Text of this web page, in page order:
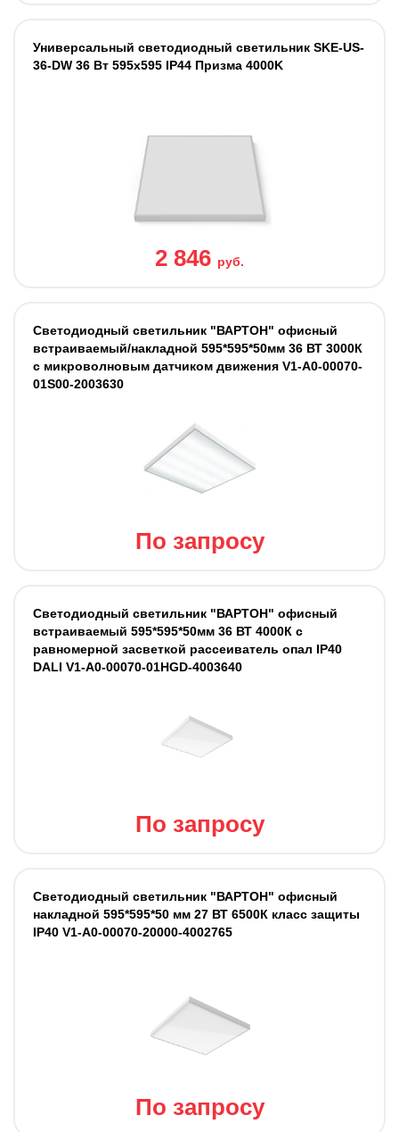
Универсальный светодиодный светильник SKE-US-
36-DW 36 Вт 595x595 IP44 Призма 4000K
2 846 руб.
Светодиодный светильник "ВАРТОН" офисный
встраиваемый/накладной 595*595*50мм 36 ВТ 3000К
с микроволновым датчиком движения V1-A0-00070-
01S00-2003630
По запросу
Светодиодный светильник "ВАРТОН" офисный
встраиваемый 595*595*50мм 36 ВТ 4000К с
равномерной засветкой рассеиватель опал IP40
DALI V1-A0-00070-01HGD-4003640
По запросу
Светодиодный светильник "ВАРТОН" офисный
накладной 595*595*50 мм 27 ВТ 6500К класс защиты
IP40 V1-A0-00070-20000-4002765
По запросу